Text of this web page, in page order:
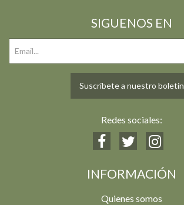
SIGUENOS EN
Suscríbete a nuestro boletín
Redes sociales:
INFORMACIÓN
Quienes somos